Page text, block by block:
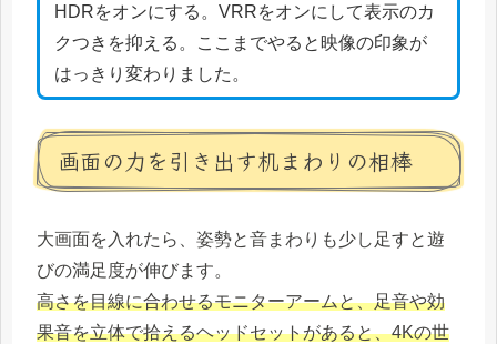
HDRをオンにする。VRRをオンにして表示のカ
クつきを抑える。ここまでやると映像の印象が
はっきり変わりました。
画面の力を引き出す机まわりの相棒
大画面を入れたら、姿勢と音まわりも少し足すと遊
びの満足度が伸びます。
高さを目線に合わせるモニターアームと、足音や効
果音を立体で拾えるヘッドセットがあると、4Kの世